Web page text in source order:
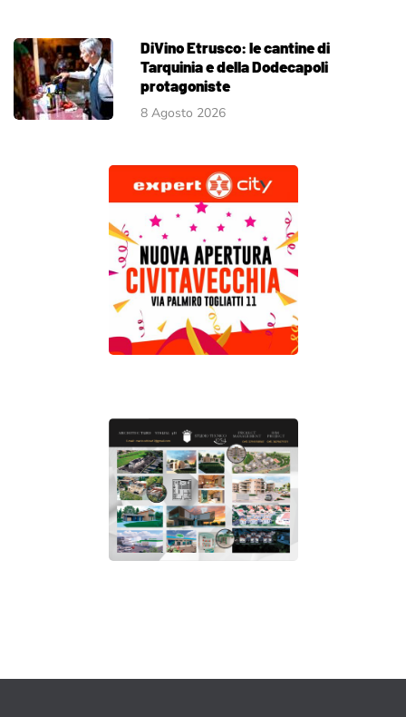
DiVino Etrusco: le cantine di
Tarquinia e della Dodecapoli
protagoniste
8 Agosto 2026